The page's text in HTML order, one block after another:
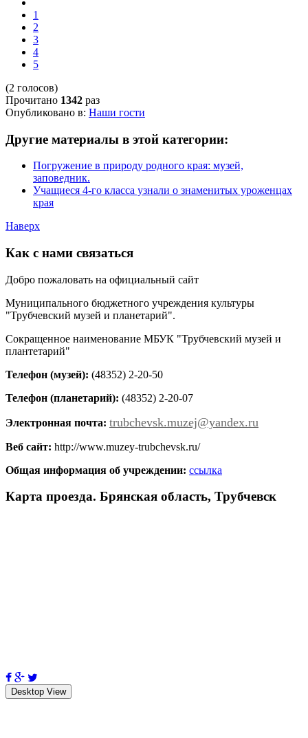
1
2
3
4
5
(2 голосов)
Прочитано 1342 раз
Опубликовано в: Наши гости
Другие материалы в этой категории:
Погружение в природу родного края: музей,
заповедник.
Учащиеся 4-го класса узнали о знаменитых уроженцах
края
Наверх
Как с нами связаться
Добро пожаловать на официальный сайт
Муниципального бюджетного учреждения культуры
"Трубчевский музей и планетарий".
Сокращенное наименование МБУК "Трубчевский музей и
плантетарий"
Телефон (музей): (48352) 2-20-50
Телефон (планетарий): (48352) 2-20-07
Электронная почта: trubchevsk.muzej@yandex.ru
Веб сайт: http://www.muzey-trubchevsk.ru/
Общая информация об учреждении: ссылка
Карта проезда. Брянская область, Трубчевск
Desktop View